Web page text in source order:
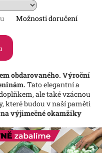
Možnosti doručení
obdarovaného. Výroční
Tato elegantní a
ale také vzácnou
které budou v naší paměti
výjimečné okamžiky